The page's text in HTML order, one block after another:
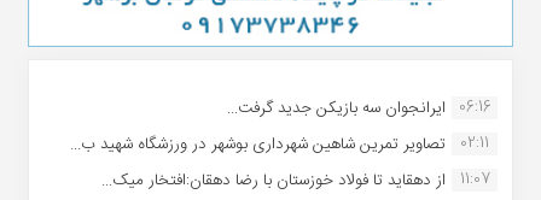
06:16 ایرانجوان سه بازیکن جدید گرفت...
02:11
تصاویر تمرین شاهین شهردارى بوشهر در ورزشگاه شهید ب...
11:07
از دهقاید تا فولاد خوزستان با رضا دهقان:افتخار میک...